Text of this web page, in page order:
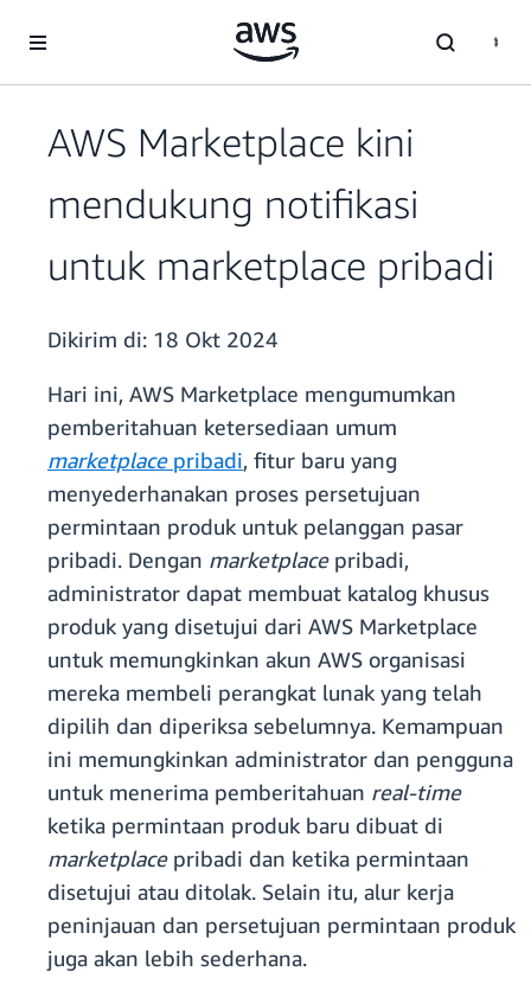
AWS Marketplace kini
mendukung notifikasi
untuk marketplace pribadi
Dikirim di: 18 Okt 2024
Hari ini, AWS Marketplace mengumumkan
pemberitahuan ketersediaan umum
marketplacepribadi, fitur baru yang
menyederhanakan proses persetujuan
permintaan produk untuk pelanggan pasar
pribadi. Dengan marketplacepribadi,
administrator dapat membuat katalog khusus
produk yang disetujui dari AWS Marketplace
untuk memungkinkan akun AWS organisasi
mereka membeli perangkat lunak yang telah
dipilih dan diperiksa sebelumnya. Kemampuan
ini memungkinkan administrator dan pengguna
untuk menerima pemberitahuan real-time
ketika permintaan produk baru dibuat di
marketplacepribadi dan ketika permintaan
disetujui atau ditolak. Selain itu, alur kerja
peninjauan dan persetujuan permintaan produk
juga akan lebih sederhana.